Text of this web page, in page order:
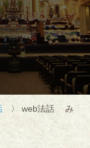
〉 web法話 み